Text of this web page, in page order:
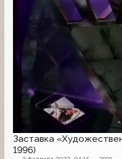
Заставка
1996)